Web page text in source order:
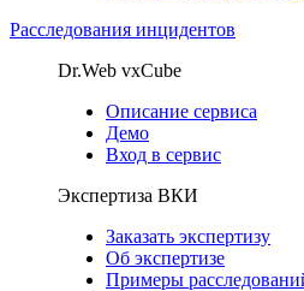
Расследования инцидентов
Dr.Web vxCube
Описание сервиса
Демо
Вход в сервис
Экспертиза ВКИ
Заказать экспертизу
Об экспертизе
Примеры